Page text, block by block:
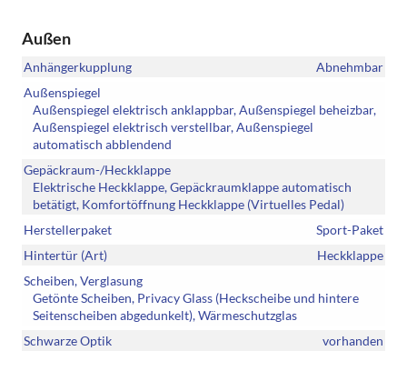
Außen
Anhängerkupplung
Abnehmbar
Außenspiegel
Außenspiegel elektrisch anklappbar, Außenspiegel beheizbar,
Außenspiegel elektrisch verstellbar, Außenspiegel
automatisch abblendend
Gepäckraum-/Heckklappe
Elektrische Heckklappe, Gepäckraumklappe automatisch
betätigt, Komfortöffnung Heckklappe (Virtuelles Pedal)
Herstellerpaket
Sport-Paket
Hintertür (Art)
Heckklappe
Scheiben, Verglasung
Getönte Scheiben, Privacy Glass (Heckscheibe und hintere
Seitenscheiben abgedunkelt), Wärmeschutzglas
Schwarze Optik
vorhanden